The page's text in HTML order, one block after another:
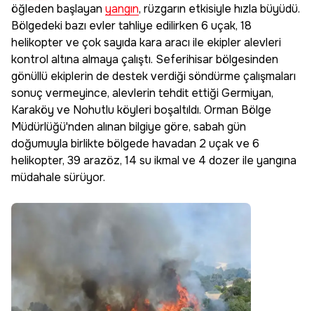
öğleden başlayan yangın, rüzgarın etkisiyle hızla büyüdü.
Bölgedeki bazı evler tahliye edilirken 6 uçak, 18
helikopter ve çok sayıda kara aracı ile ekipler alevleri
kontrol altına almaya çalıştı. Seferihisar bölgesinden
gönüllü ekiplerin de destek verdiği söndürme çalışmaları
sonuç vermeyince, alevlerin tehdit ettiği Germiyan,
Karaköy ve Nohutlu köyleri boşaltıldı. Orman Bölge
Müdürlüğü'nden alınan bilgiye göre, sabah gün
doğumuyla birlikte bölgede havadan 2 uçak ve 6
helikopter, 39 arazöz, 14 su ikmal ve 4 dozer ile yangına
müdahale sürüyor.